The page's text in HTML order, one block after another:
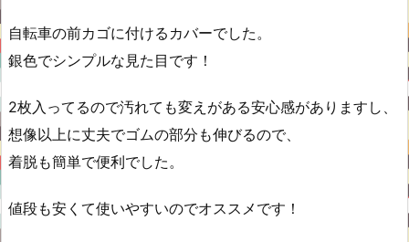
自転車の前カゴに付けるカバーでした。
銀色でシンプルな見た目です！
2枚入ってるので汚れても変えがある安心感がありますし、
想像以上に丈夫でゴムの部分も伸びるので、
着脱も簡単で便利でした。
値段も安くて使いやすいのでオススメです！